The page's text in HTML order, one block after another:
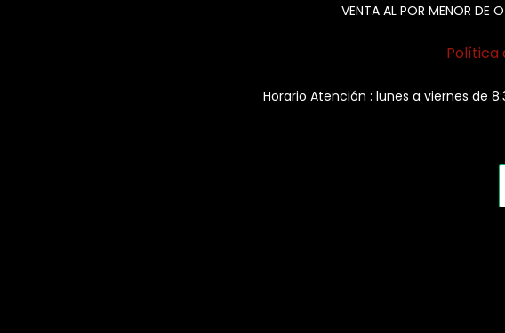
VENTA AL POR MENOR DE
Política
Horario Atención : lunes a viernes de